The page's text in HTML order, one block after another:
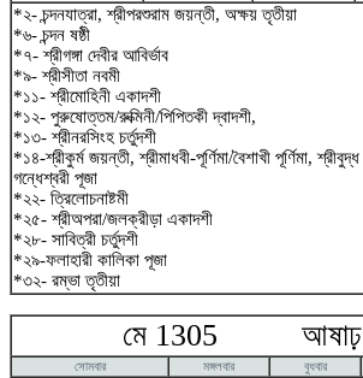
*২- চন্দনযাত্রা, শ্রীপরশুরাম জয়ন্তী, অক্ষয় তৃতীয়া
*৬- চন্দন ষষ্ঠী
*৭- শ্রীগঙ্গা দেবীর আবির্ভাব
*৯- শ্রীসীতা নবমী
*১১- শ্রীমোহিনী একাদশী
*১২- পুরুষোত্তম/রুক্মিনী/পিপিতকী দ্বাদশী,
*১৩- শ্রীনরসিংহ চর্তুদশী
*১৪-শ্রীকুর্ম জয়ন্তী, শ্রীমাধবী-পূর্ণিমা/বৈশাখী পূর্ণিমা,
গন্ধেশ্বরী পূজা
*২২- ত্রিলোচনাষ্টমী
*২৫- শ্রীঅপরা/জলক্রীড়া একাদশী
*২৮- সাবিত্রী চর্তুদশী
*২৯-ফলাহারী কালিকা পূজা
*৩২- রম্ভা তৃতীয়া
মে 1305
সোমবার মঙ্গলবার বুধবার